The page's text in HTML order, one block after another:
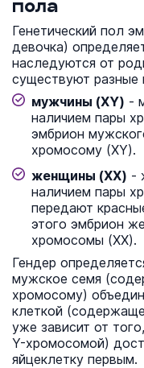
пола
Генетический пол
девочка)
наследуются от
существуют
мужчины (XY) -
наличием пары
эмбрион
хромосому (XY).
женщины (XX) -
наличием пары
передают
этого эмбрион
хромосомы (XX).
Гендер
мужское семя
хромосому)
клеткой
уже зависит от
Y-хромосомой)
яйцеклетку первым.